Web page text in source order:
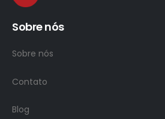
Sobre nós
Sobre nós
Contato
Blog